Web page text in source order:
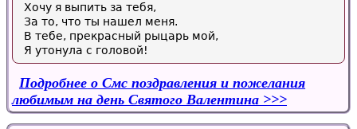
Хочу я выпить за тебя,
За то, что ты нашел меня.
В тебе, прекрасный рыцарь мой,
Я утонула с головой!
Подробнее о Смс поздравления и пожелания
любимым на день Святого Валентина